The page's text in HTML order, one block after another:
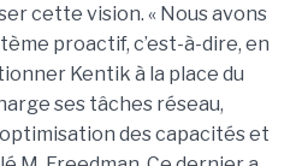
cette vision. « Nous avons
proactif, c’est-à-dire, en
Kentik à la place du
ses tâches réseau,
des capacités et